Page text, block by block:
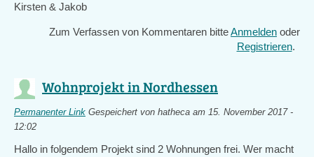
Kirsten & Jakob
Zum Verfassen von Kommentaren bitteAnmelden oder
Registrieren.
Wohnprojekt in Nordhessen
Permanenter Link Gespeichert von hatheca am 15. November 2017 -
12:02
Hallo in folgendem Projekt sind 2 Wohnungen frei. Wer macht